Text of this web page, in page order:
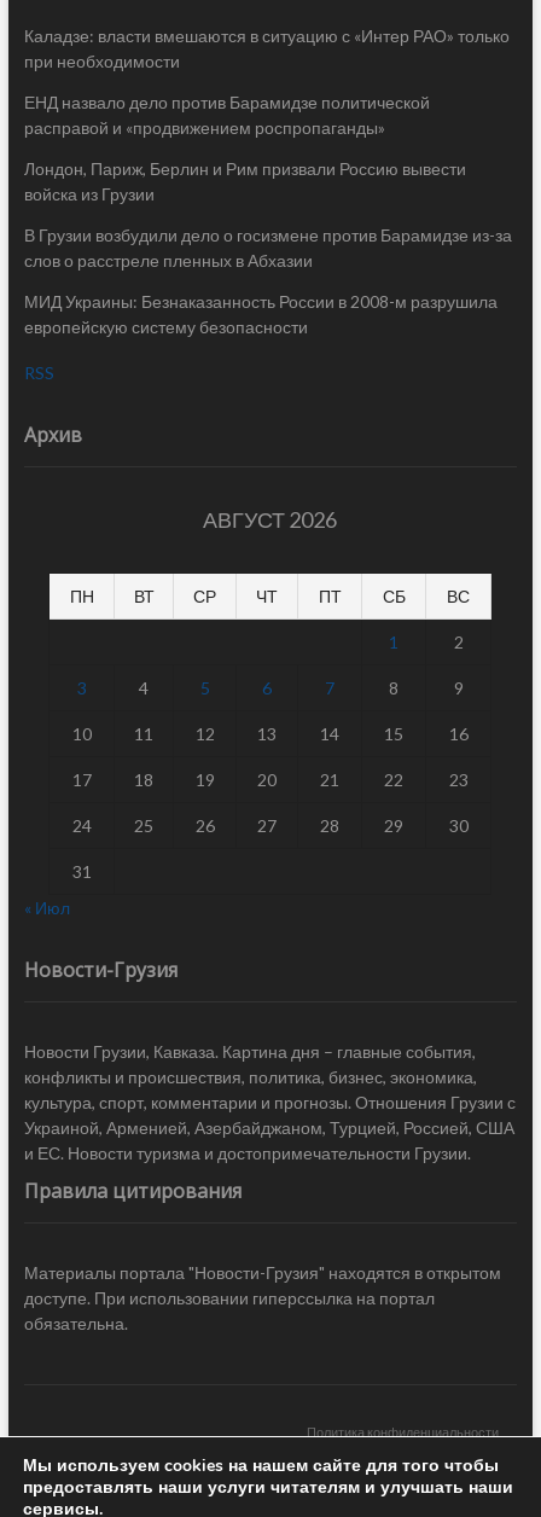
Каладзе: власти вмешаются в ситуацию с «Интер РАО» только
при необходимости
ЕНД назвало дело против Барамидзе политической
расправой и «продвижением роспропаганды»
Лондон, Париж, Берлин и Рим призвали Россию вывести
войска из Грузии
В Грузии возбудили дело о госизмене против Барамидзе из-за
слов о расстреле пленных в Абхазии
МИД Украины: Безнаказанность России в 2008-м разрушила
европейскую систему безопасности
RSS
Архив
АВГУСТ 2026
ПН ВТ СР ЧТ ПТ СБ ВС
1 2
3 4 5 6 7 8 9
10 11 12 13 14 15 16
17 18 19 20 21 22 23
24 25 26 27 28 29 30
31
« Июл
Новости-Грузия
Новости Грузии, Кавказа. Картина дня – главные события,
конфликты и происшествия, политика, бизнес, экономика,
культура, спорт, комментарии и прогнозы. Отношения Грузии с
Украиной, Арменией, Азербайджаном, Турцией, Россией, США
и ЕС. Новости туризма и достопримечательности Грузии.
Правила цитирования
Материалы портала "Новости-Грузия" находятся в открытом
доступе. При использовании гиперссылка на портал
обязательна.
Политика конфиденциальности
Новости Грузии| Black Sea Press LTD © 2020 All Rights Reserved /
Design & development —
Мы используем cookies на нашем сайте для того чтобы
предоставлять наши услуги читателям и улучшать наши
сервисы.